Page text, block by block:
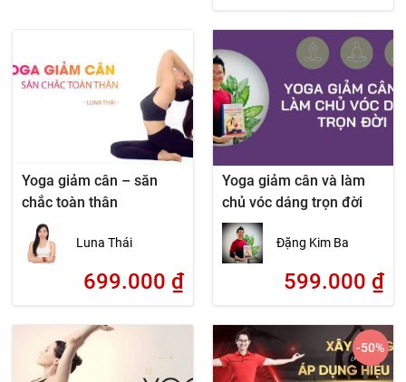
Yoga giảm cân – săn
chắc toàn thân
Luna Thái
699.000 ₫
Yoga giảm cân và làm
chủ vóc dáng trọn đời
Đặng Kim Ba
599.000 ₫
-50%